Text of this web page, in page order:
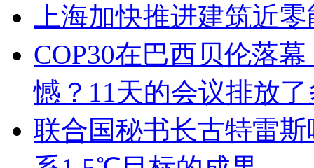
上海加快推进建筑近
COP30在巴西贝伦落
憾？11天的会议排放
联合国秘书长古特雷